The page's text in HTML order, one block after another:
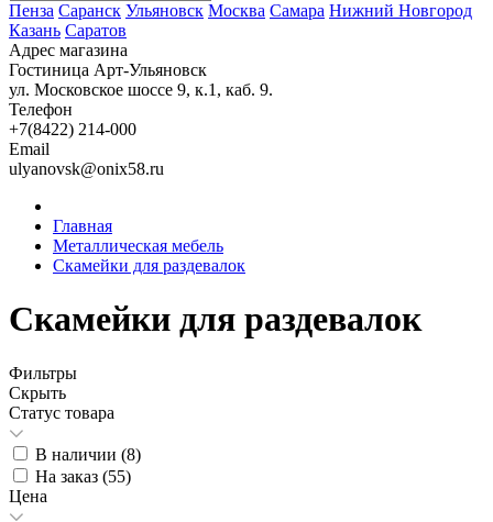
Пенза Саранск Ульяновск Москва Самара Нижний Новгород
Казань Саратов
Адрес магазина
Гостиница Арт-Ульяновск
ул. Московское шоссе 9, к.1, каб. 9.
Телефон
+7(8422) 214-000
Email
ulyanovsk@onix58.ru
Главная
Металлическая мебель
Скамейки для раздевалок
Скамейки для раздевалок
Фильтры
Скрыть
Статус товара
В наличии (8)
На заказ (55)
Цена